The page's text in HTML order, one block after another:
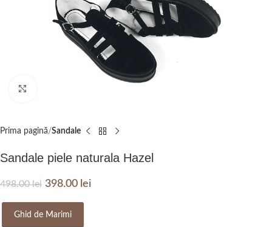
Prima pagină Sandale
Sandale piele naturala Hazel
498.00lei 398.00 lei
Ghid de Marimi